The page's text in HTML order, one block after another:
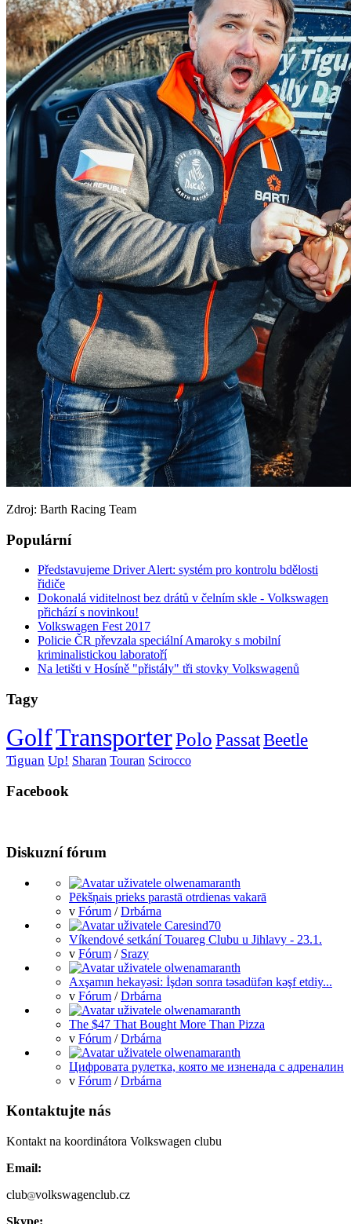
Zdroj: Barth Racing Team
Populární
Představujeme Driver Alert: systém pro kontrolu bdělosti
řidiče
Dokonalá viditelnost bez drátů v čelním skle - Volkswagen
přichází s novinkou!
Volkswagen Fest 2017
Policie ČR převzala speciální Amaroky s mobilní
kriminalistickou laboratoří
Na letišti v Hosíně "přistály" tři stovky Volkswagenů
Tagy
GolfTransporterPoloPassatBeetle
Tiguan Up! Sharan Touran Scirocco
Facebook
Diskuzní fórum
Pēkšņais prieks parastā otrdienas vakarā
v Fórum /Drbárna
Víkendové setkání Touareg Clubu u Jihlavy - 23.1.
v Fórum / Srazy
Axşamın hekayəsi: İşdən sonra təsadüfən kəşf etdiy...
v Fórum /Drbárna
The $47 That Bought More Than Pizza
v Fórum /Drbárna
Цифровата рулетка, която ме изненада с адреналин
v Fórum /Drbárna
Kontaktujte nás
Kontakt na koordinátora Volkswagen clubu
Email:
club volkswagenclub.cz
Skype: